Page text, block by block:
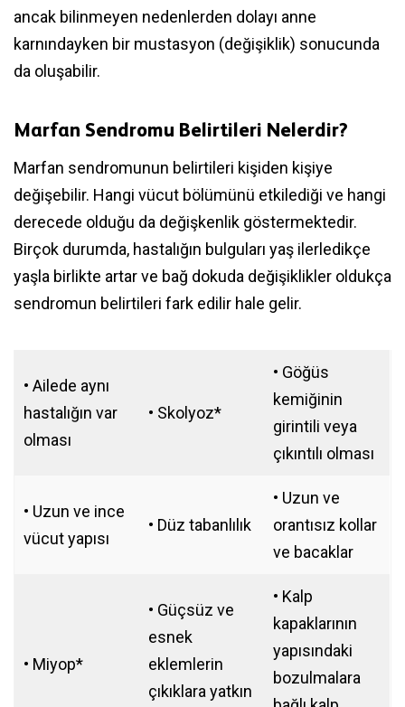
ancak bilinmeyen nedenlerden dolayı anne
karnındayken bir mustasyon (değişiklik) sonucunda
da oluşabilir.
Marfan Sendromu Belirtileri Nelerdir?
Marfan sendromunun belirtileri kişiden kişiye
değişebilir. Hangi vücut bölümünü etkilediği ve hangi
derecede olduğu da değişkenlik göstermektedir.
Birçok durumda, hastalığın bulguları yaş ilerledikçe
yaşla birlikte artar ve bağ dokuda değişiklikler oldukça
sendromun belirtileri fark edilir hale gelir.
• Ailede aynı
hastalığın var
olması
• Skolyoz*
• Göğüs
kemiğinin
girintili veya
çıkıntılı olması
• Uzun ve ince
vücut yapısı
• Düz tabanlılık
• Uzun ve
orantısız kollar
ve bacaklar
• Miyop*
• Güçsüz ve
esnek
eklemlerin
çıkıklara yatkın
• Kalp
kapaklarının
yapısındaki
bozulmalara